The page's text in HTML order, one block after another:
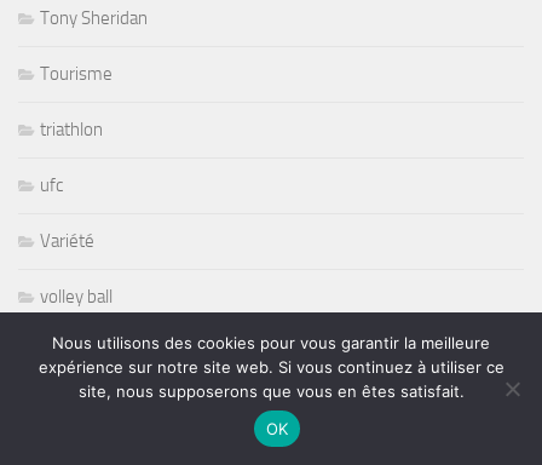
Tony Sheridan
Tourisme
triathlon
ufc
Variété
volley ball
Whisbone Ash
Nous utilisons des cookies pour vous garantir la meilleure
expérience sur notre site web. Si vous continuez à utiliser ce
site, nous supposerons que vous en êtes satisfait.
OK